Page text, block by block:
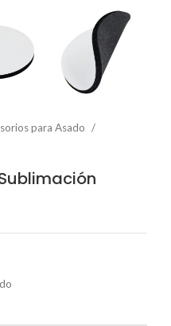
para Asado